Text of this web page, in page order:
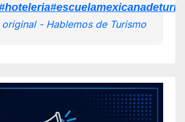
- Hablemos de Turismo